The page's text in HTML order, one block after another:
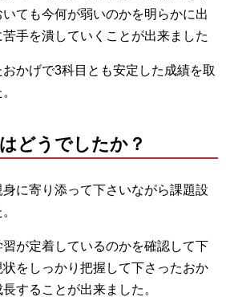
ても今何が弱いのかを明らかに出
手を潰していくことが出来ました
かげで3科目とも安定した成績を取
どうでしたか？
に寄り添って下さいながら課題設
が定着しているのかを確認して下
をしっかり把握して下さったおか
することが出来ました。